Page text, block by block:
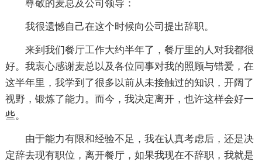
尊敬的麦总及公司领导：
我很遗憾自己在这个时候向公司提出辞职。
来到我们餐厅工作大约半年了，餐厅里的人对我都很
好。我衷心感谢麦总以及各位同事对我的照顾与错爱，在
这半年里，我学到了很多以前从未接触过的知识，开阔了
视野，锻炼了能力。而今，我决定离开，也许这样会好一
些。
由于能力有限和经验不足，我在认真考虑后，还是决
定辞去现有职位，离开餐厅，如果我现在不辞职，我就是